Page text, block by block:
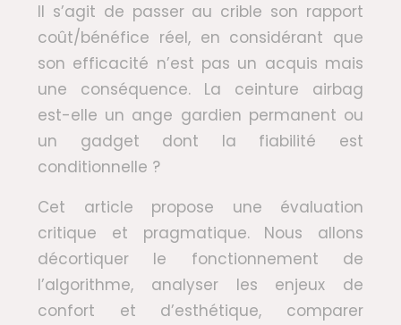
Il s’agit de passer au crible son rapport
coût/bénéfice réel, en considérant que
son efficacité n’est pas un acquis mais
une conséquence. La ceinture airbag
est-elle un ange gardien permanent ou
un gadget dont la fiabilité est
conditionnelle ?
Cet article propose une évaluation
critique et pragmatique. Nous allons
décortiquer le fonctionnement de
l’algorithme, analyser les enjeux de
confort et d’esthétique, comparer